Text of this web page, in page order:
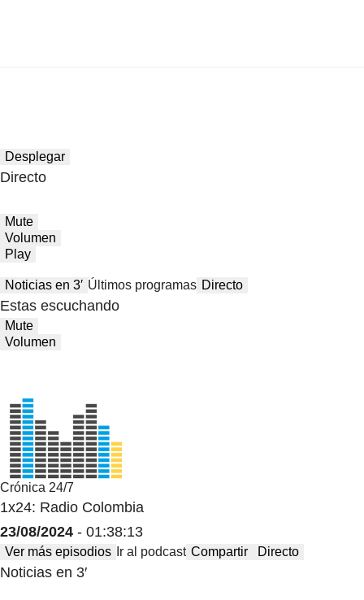
Desplegar
Directo
Mute
Volumen
Play
Noticias en 3′ Últimos programas Directo
Estas escuchando
Mute
Volumen
Crónica 24/7
1x24: Radio Colombia
23/08/2024 - 01:38:13
Ver más episodios Ir al podcast Compartir Directo
Noticias en 3′